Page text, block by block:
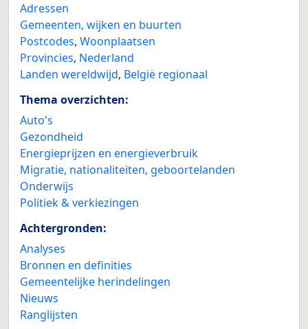
Adressen
Gemeenten, wijken en buurten
Postcodes, Woonplaatsen
Provincies, Nederland
Landen wereldwijd, België regionaal
Thema overzichten:
Auto's
Gezondheid
Energieprijzen en energieverbruik
Migratie, nationaliteiten, geboortelanden
Onderwijs
Politiek & verkiezingen
Achtergronden:
Analyses
Bronnen en definities
Gemeentelijke herindelingen
Nieuws
Ranglijsten